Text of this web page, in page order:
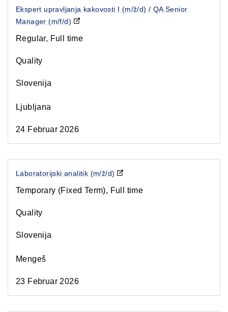
Ekspert upravljanja kakovosti I (m/ž/d) / QA Senior
Manager (m/f/d)
Regular, Full time
Quality
Slovenija
Ljubljana
24 Februar 2026
Laboratorijski analitik (m/ž/d)
Temporary (Fixed Term), Full time
Quality
Slovenija
Mengeš
23 Februar 2026